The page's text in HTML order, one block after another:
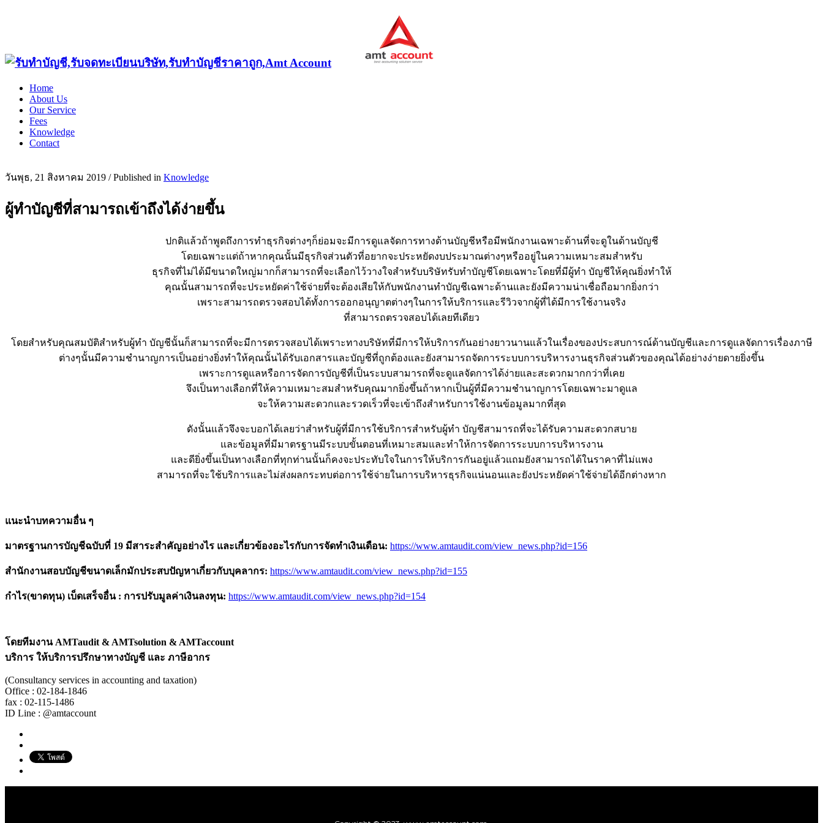
Home
About Us
Our Service
Fees
Knowledge
Contact
วันพุธ, 21 สิงหาคม 2019 /Published in Knowledge
ผู้ทำบัญชีที่สามารถเข้าถึงได้ง่ายขึ้น
ปกติแล้วถ้าพูดถึงการทำธุรกิจต่างๆก็ย่อมจะมีการดูแลจัดการทางด้านบัญชีหรือมีพนักงานเฉพาะด้านที่จะดูในด้านบัญชี
โดยเฉพาะแต่ถ้าหากคุณนั้นมีธุรกิจส่วนตัวที่อยากจะประหยัดงบประมาณต่างๆหรืออยู่ในความเหมาะสมสำหรับ
ธุรกิจที่ไม่ได้มีขนาดใหญ่มากก็สามารถที่จะเลือกไว้วางใจสำหรับบริษัทรับทำบัญชีโดยเฉพาะโดยที่มีผู้ทำ บัญชีให้คุณยิ่งทำให้
คุณนั้นสามารถที่จะประหยัดค่าใช้จ่ายที่จะต้องเสียให้กับพนักงานทำบัญชีเฉพาะด้านและยังมีความน่าเชื่อถือมากยิ่งกว่า
เพราะสามารถตรวจสอบได้ทั้งการออกอนุญาตต่างๆในการให้บริการและรีวิวจากผู้ที่ได้มีการใช้งานจริง
ที่สามารถตรวจสอบได้เลยทีเดียว
โดยสำหรับคุณสมบัติสำหรับผู้ทำ บัญชีนั้นก็สามารถที่จะมีการตรวจสอบได้เพราะทางบริษัทที่มีการให้บริการกันอย่างยาวนานแล้วในเรื่องของประสบการณ์ด้านบัญชีและการดูแลจัดการเรื่องภาษี
ต่างๆนั้นมีความชำนาญการเป็นอย่างยิ่งทำให้คุณนั้นได้รับเอกสารและบัญชีที่ถูกต้องและยังสามารถจัดการระบบการบริหารงานธุรกิจส่วนตัวของคุณได้อย่างง่ายดายยิ่งขึ้น
เพราะการดูแลหรือการจัดการบัญชีที่เป็นระบบสามารถที่จะดูแลจัดการได้ง่ายและสะดวกมากกว่าที่เคย
จึงเป็นทางเลือกที่ให้ความเหมาะสมสำหรับคุณมากยิ่งขึ้นถ้าหากเป็นผู้ที่มีความชำนาญการโดยเฉพาะมาดูแล
จะให้ความสะดวกและรวดเร็วที่จะเข้าถึงสำหรับการใช้งานข้อมูลมากที่สุด
ดังนั้นแล้วจึงจะบอกได้เลยว่าสำหรับผู้ที่มีการใช้บริการสำหรับผู้ทำ บัญชีสามารถที่จะได้รับความสะดวกสบาย
และข้อมูลที่มีมาตรฐานมีระบบขั้นตอนที่เหมาะสมและทำให้การจัดการระบบการบริหารงาน
และดียิ่งขึ้นเป็นทางเลือกที่ทุกท่านนั้นก็คงจะประทับใจในการให้บริการกันอยู่แล้วแถมยังสามารถได้ในราคาที่ไม่แพง
สามารถที่จะใช้บริการและไม่ส่งผลกระทบต่อการใช้จ่ายในการบริหารธุรกิจแน่นอนและยังประหยัดค่าใช้จ่ายได้อีกต่างหาก
แนะนำบทความอื่น ๆ
มาตรฐานการบัญชีฉบับที่ 19 มีสาระสำคัญอย่างไร และเกี่ยวข้องอะไรกับการจัดทำเงินเดือน: https://www.amtaudit.com/view_news.php?id=156
สำนักงานสอบบัญชีขนาดเล็กมักประสบปัญหาเกี่ยวกับบุคลากร: https://www.amtaudit.com/view_news.php?id=155
กำไร(ขาดทุน) เบ็ดเสร็จอื่น : การปรับมูลค่าเงินลงทุน: https://www.amtaudit.com/view_news.php?id=154
โดยทีมงานAMTaudit & AMTsolution & AMTaccount
บริการ ให้บริการปรึกษาทางบัญชี และ ภาษีอากร
(Consultancy services in accounting and taxation)
Office : 02-184-1846
fax : 02-115-1486
ID Line : @amtaccount